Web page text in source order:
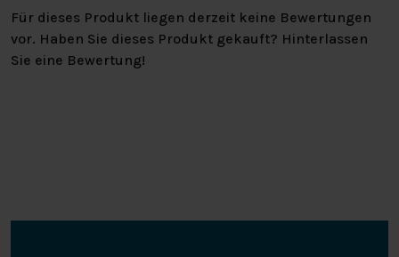
Für dieses Produkt liegen derzeit keine Bewertungen
vor. Haben Sie dieses Produkt gekauft? Hinterlassen
Sie eine Bewertung!